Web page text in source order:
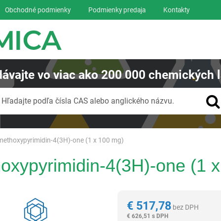
4(3H)-one (1 x 100 mg)
4(3H)-one (1
€517,78 bez DPH
€ 626,51 s DPH
Obchodné podmienky Podmienky predaja Kontakty
vo viac ako200 000 chemických
Hľadajte podľa čísla CAS alebo anglického názvu.